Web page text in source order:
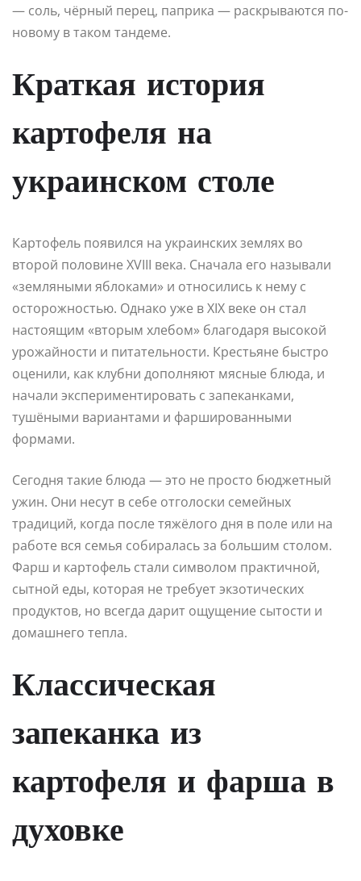
— соль, чёрный перец, паприка — раскрываются по-
новому в таком тандеме.
Краткая история
картофеля на
украинском столе
Картофель появился на украинских землях во
второй половине XVIII века. Сначала его называли
«земляными яблоками» и относились к нему с
осторожностью. Однако уже в XIX веке он стал
настоящим «вторым хлебом» благодаря высокой
урожайности и питательности. Крестьяне быстро
оценили, как клубни дополняют мясные блюда, и
начали экспериментировать с запеканками,
тушёными вариантами и фаршированными
формами.
Сегодня такие блюда — это не просто бюджетный
ужин. Они несут в себе отголоски семейных
традиций, когда после тяжёлого дня в поле или на
работе вся семья собиралась за большим столом.
Фарш и картофель стали символом практичной,
сытной еды, которая не требует экзотических
продуктов, но всегда дарит ощущение сытости и
домашнего тепла.
Классическая
запеканка из
картофеля и фарша в
духовке